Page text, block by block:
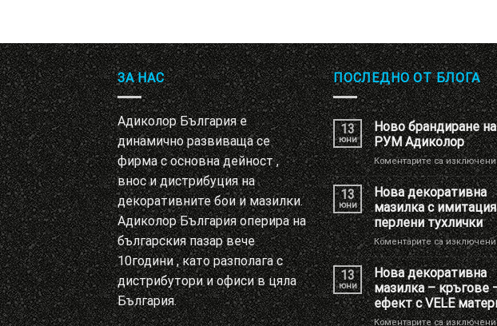
ЗА НАС
Адиколор България е
динамично развиваща се
фирма с основна дейност ,
внос и дистрибуция на
декоративните бои и мазилки.
Адиколор България оперира на
българския пазар вече
10години , като разполага с
дистрибутори и офиси в цяла
България.
ПОСЛЕДНО ОТ БЛОГА
13
юни
Ново брандиране
РУМ Адиколор
Коментарите са изключени
13
юни
Нова декоративна
мазилка с
перлени тухлички
Коментарите са изключени
13
юни
Нова декоративна
мазилка – кръгове
ефект с VELE
Коментарите са изключени